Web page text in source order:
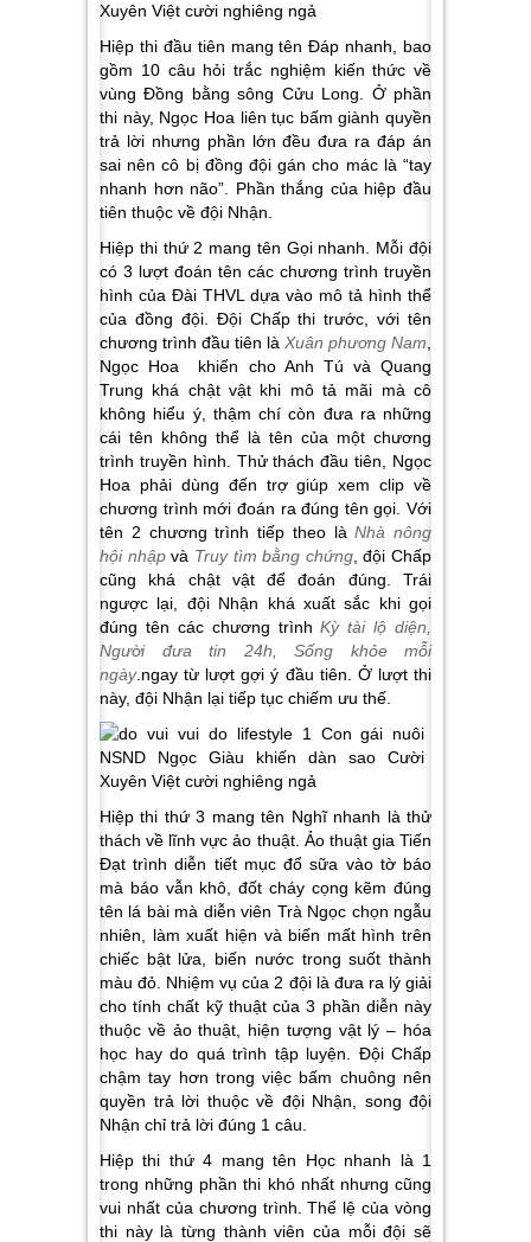
Hiệp thi đầu tiên mang tên Đáp nhanh, bao
gồm 10 câu hỏi trắc nghiệm kiến thức về
vùng Đồng bằng sông Cửu Long. Ở phần
thi này, Ngọc Hoa liên tục bấm giành quyền
trả lời nhưng phần lớn đều đưa ra đáp án
sai nên cô bị đồng đội gán cho mác là “tay
nhanh hơn não”. Phần thắng của hiệp đầu
tiên thuộc về đội Nhận.
Hiệp thi thứ 2 mang tên Gọi nhanh. Mỗi đội
có 3 lượt đoán tên các chương trình truyền
hình của Đài THVL dựa vào mô tả hình thể
của đồng đội. Đội Chấp thi trước, với tên
chương trình đầu tiên là Xuân phương Nam
Ngọc Hoa khiến cho Anh Tú và Quang
Trung khá chật vật khi mô tả mãi mà cô
không hiểu ý, thậm chí còn đưa ra những
cái tên không thể là tên của một chương
trình truyền hình. Thử thách đầu tiên, Ngọc
Hoa phải dùng đến trợ giúp xem clip về
chương trình mới đoán ra đúng tên gọi. Với
tên 2 chương trình tiếp theo làNhà nông
hội nhậpvà Truy tìm bằng chứng, đội Chấp
cũng khá chật vật để đoán đúng. Trái
ngược lại, đội Nhận khá xuất sắc khi gọi
đúng tên các chương trìnhKỳ tài lộ diện,
Người đưa tin 24h, Sống khỏe mỗi
ngày.ngay từ lượt gợi ý đầu tiên. Ở lượt thi
này, đội Nhận lại tiếp tục chiếm ưu thế.
Hiệp thi thứ 3 mang tên Nghĩ nhanh là thử
thách về lĩnh vực ảo thuật. Ảo thuật gia Tiến
Đạt trình diễn tiết mục đổ sữa vào tờ báo
mà báo vẫn khô, đốt cháy cọng kẽm đúng
tên lá bài mà diễn viên Trà Ngọc chọn ngẫu
nhiên, làm xuất hiện và biến mất hình trên
chiếc bật lửa, biến nước trong suốt thành
màu đỏ. Nhiệm vụ của 2 đội là đưa ra lý giải
cho tính chất kỹ thuật của 3 phần diễn này
thuộc về ảo thuật, hiện tượng vật lý – hóa
học hay do quá trình tập luyện. Đội Chấp
chậm tay hơn trong việc bấm chuông nên
quyền trả lời thuộc về đội Nhận, song đội
Nhận chỉ trả lời đúng 1 câu.
Hiệp thi thứ 4 mang tên Học nhanh là 1
trong những phần thi khó nhất nhưng cũng
vui nhất của chương trình. Thể lệ của vòng
thi này là từng thành viên của mỗi đội sẽ